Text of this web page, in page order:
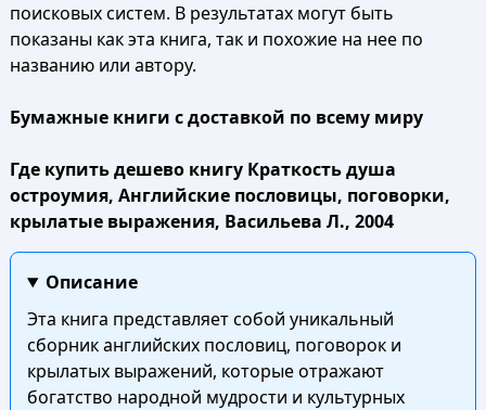
поисковых систем. В результатах могут быть
показаны как эта книга, так и похожие на нее по
названию или автору.
Бумажные книги с доставкой по всему миру
Где купить дешево книгу Краткость душа
остроумия, Английские пословицы, поговорки,
крылатые выражения, Васильева Л., 2004
Описание
Эта книга представляет собой уникальный
сборник английских пословиц, поговорок и
крылатых выражений, которые отражают
богатство народной мудрости и культурных